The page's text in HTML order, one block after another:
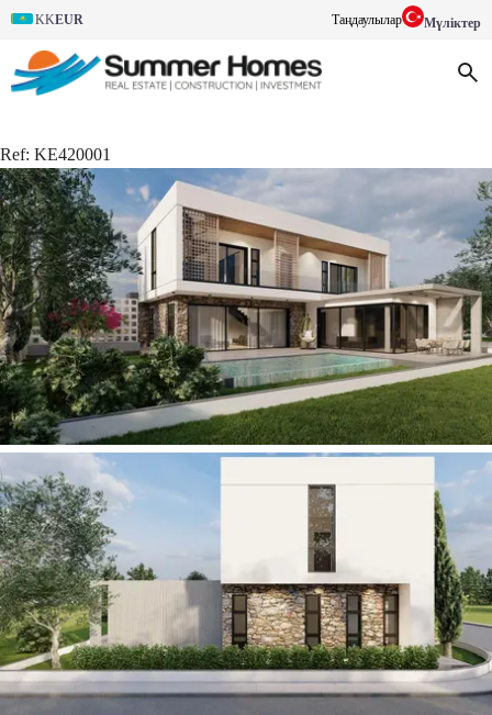
KKEUR Таңдаулылар Мүліктер
Ref: KE420001